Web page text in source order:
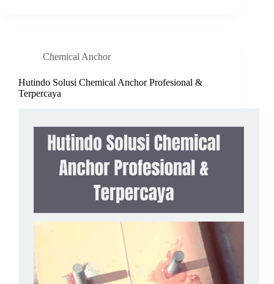
Chemical Anchor
Hutindo Solusi Chemical Anchor Profesional &
Terpercaya